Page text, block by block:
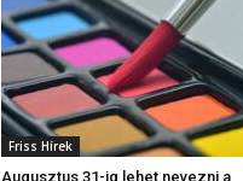
Friss Hírek
Augusztus 31-ig lehet nevezni a